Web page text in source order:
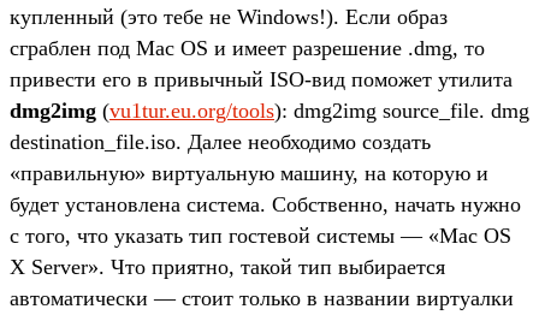
купленный (это тебе не Windows!). Если образ
сграблен под Mac OS и имеет разрешение .dmg, то
привести его в привычный ISO-вид поможет утилита
dmg2img (vu1tur.eu.org/tools): dmg2img source_file. dmg
destination_file.iso. Далее необходимо создать
«правильную» виртуальную машину, на которую и
будет установлена система. Собственно, начать нужно
с того, что указать тип гостевой системы — «Mac OS
X Server». Что приятно, такой тип выбирается
автоматически — стоит только в названии виртуалки